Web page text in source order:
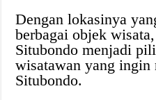
Dengan lokasinya
berbagai objek
Situbondo menjadi
wisatawan yang ingin
Situbondo.